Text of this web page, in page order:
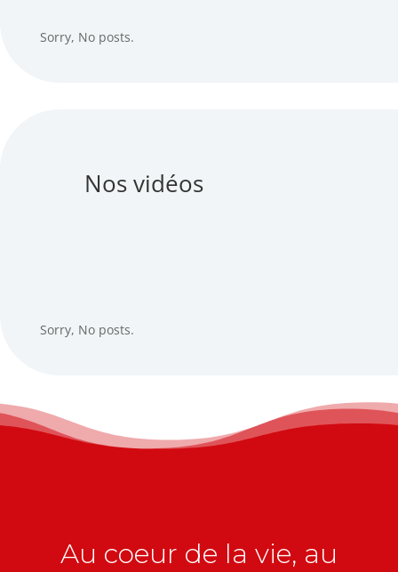
Sorry, No posts.
Nos vidéos
Sorry, No posts.
Au coeur de la vie, au